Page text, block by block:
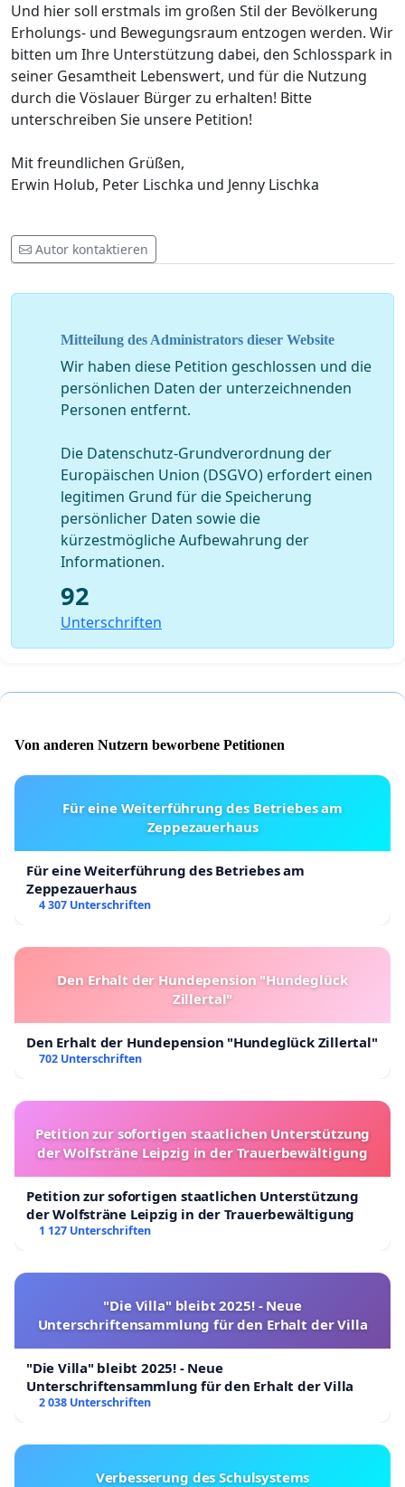
Und hier soll erstmals im großen Stil der Bevölkerung
Erholungs- und Bewegungsraum entzogen werden. Wir
bitten um Ihre Unterstützung dabei, den Schlosspark in
seiner Gesamtheit Lebenswert, und für die Nutzung
durch die Vöslauer Bürger zu erhalten! Bitte
unterschreiben Sie unsere Petition!
Mit freundlichen Grüßen,
Erwin Holub, Peter Lischka und Jenny Lischka
Autor kontaktieren
Mitteilung des Administrators dieser Website
Wir haben diese Petition geschlossen und die
persönlichen Daten der unterzeichnenden
Personen entfernt.
Die Datenschutz-Grundverordnung der
Europäischen Union (DSGVO) erfordert einen
legitimen Grund für die Speicherung
persönlicher Daten sowie die
kürzestmögliche Aufbewahrung der
Informationen.
92
Unterschriften
Von anderen Nutzern beworbene Petitionen
Für eine Weiterführung des Betriebes am
Zeppezauerhaus
Für eine Weiterführung des Betriebes am
Zeppezauerhaus
4 307 Unterschriften
Den Erhalt der Hundepension "Hundeglück
Zillertal"
Den Erhalt der Hundepension "Hundeglück Zillertal"
702 Unterschriften
Petition zur sofortigen staatlichen Unterstützung
der Wolfsträne Leipzig in der Trauerbewältigung
Petition zur sofortigen staatlichen Unterstützung
der Wolfsträne Leipzig in der Trauerbewältigung
1 127 Unterschriften
"Die Villa" bleibt 2025! - Neue
Unterschriftensammlung für den Erhalt der Villa
"Die Villa" bleibt 2025! - Neue
Unterschriftensammlung für den Erhalt der Villa
2 038 Unterschriften
Verbesserung des Schulsystems